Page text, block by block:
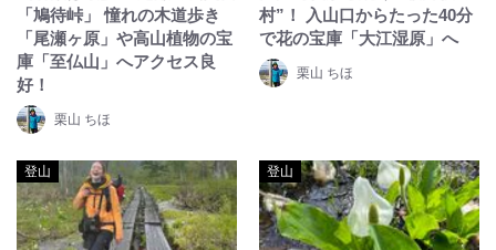
「鳩待峠」 憧れの木道歩き
「尾瀬ヶ原」や高山植物の宝
庫「至仏山」へアクセス良
好！
栗山 ちほ
村”！ 入山口からたった40分
で花の宝庫「大江湿原」へ
栗山 ちほ
登山 登山